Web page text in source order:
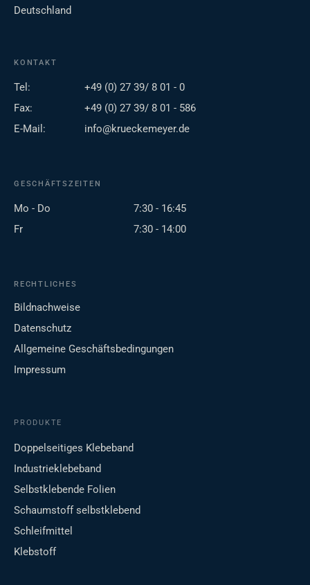
Deutschland
KONTAKT
Tel:
+49 (0) 27 39/ 8 01 - 0
Fax:
+49 (0) 27 39/ 8 01 - 586
E-Mail:
info@krueckemeyer.de
GESCHÄFTSZEITEN
Mo - Do
7:30 - 16:45
Fr
7:30 - 14:00
RECHTLICHES
Bildnachweise
Datenschutz
Allgemeine Geschäftsbedingungen
Impressum
PRODUKTE
Doppelseitiges Klebeband
Industrieklebeband
Selbstklebende Folien
Schaumstoff selbstklebend
Schleifmittel
Klebstoff